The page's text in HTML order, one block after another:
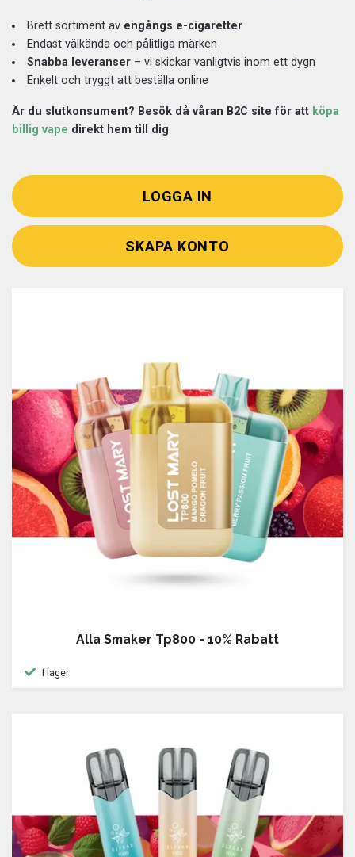
Brett sortiment av engångs e-cigaretter
Endast välkända och pålitliga märken
Snabba leveranser – vi skickar vanligtvis inom ett dygn
Enkelt och tryggt att beställa online
Är du slutkonsument? Besök då våran B2C site för att köpa
billig vape direkt hem till dig
LOGGA IN
SKAPA KONTO
Alla Smaker Tp800 - 10% Rabatt
I lager